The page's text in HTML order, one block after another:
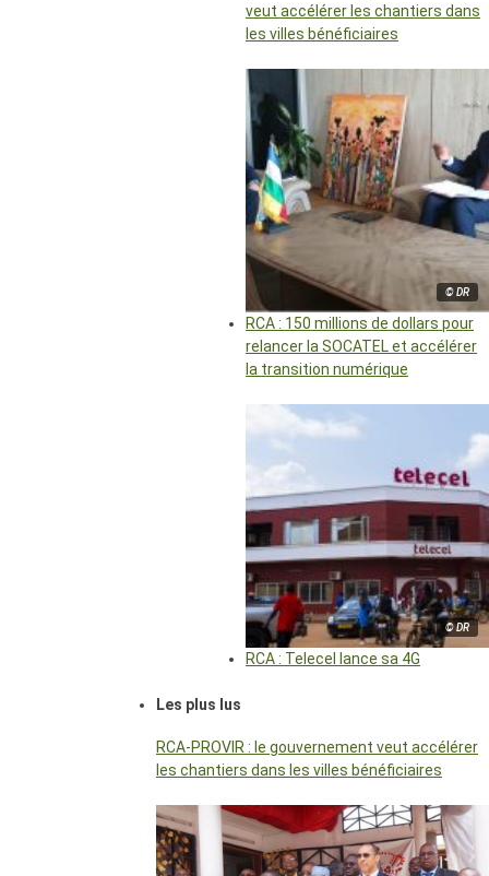
veut accélérer les chantiers dans
les villes bénéficiaires
© DR
RCA : 150 millions de dollars pour
relancer la SOCATEL et accélérer
la transition numérique
© DR
RCA : Telecel lance sa 4G
Les plus lus
RCA-PROVIR : le gouvernement veut accélérer
les chantiers dans les villes bénéficiaires